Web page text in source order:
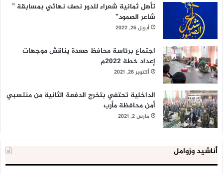
تأهل ثمانية شعراء للدور نصف نهائي بمسابقة ”
شاعر الصمود”
أبريل 26, 2022
اجتماع برئاسة محافظ صعدة يناقش موجهات
إعداد خطة 2022م
أكتوبر 26, 2021
الداخلية تحتفي بتخرج الدفعة الثانية من منتسبي
أمن محافظة مأرب
مارس 2, 2021
أناشيد وزوامل